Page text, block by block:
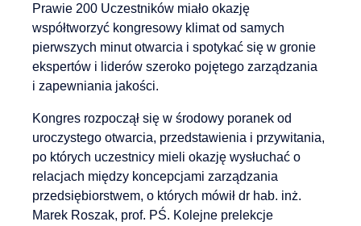
Prawie 200 Uczestników miało okazję
współtworzyć kongresowy klimat od samych
pierwszych minut otwarcia i spotykać się w gronie
ekspertów i liderów szeroko pojętego zarządzania
i zapewniania jakości.
Kongres rozpoczął się w środowy poranek od
uroczystego otwarcia, przedstawienia i przywitania,
po których uczestnicy mieli okazję wysłuchać o
relacjach między koncepcjami zarządzania
przedsiębiorstwem, o których mówił dr hab. inż.
Marek Roszak, prof. PŚ. Kolejne prelekcje